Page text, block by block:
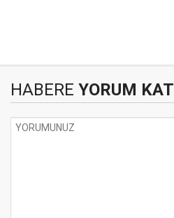
HABERE YORUM KAT